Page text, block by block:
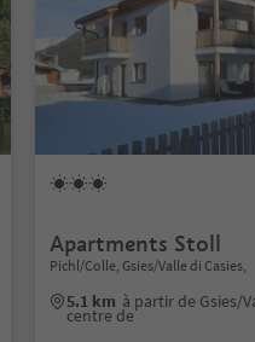
Apartments Stoll
Pichl/Colle, Gsies/Valle di Casies,
5.1 km à partir de Gsies/
centre de